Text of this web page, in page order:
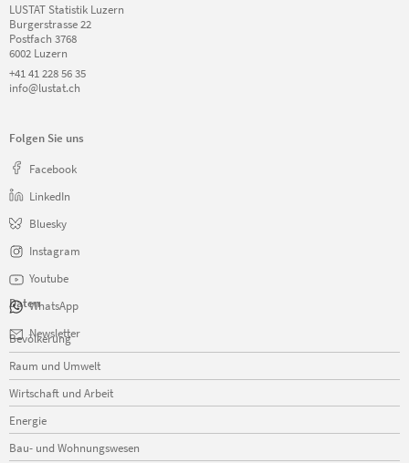
LUSTAT Statistik Luzern
Burgerstrasse 22
Postfach 3768
6002 Luzern
+41 41 228 56 35
info@lustat.ch
Folgen Sie uns
Facebook
LinkedIn
Bluesky
Instagram
Youtube
WhatsApp
Newsletter
Daten
Navigation
überspringen
Bevölkerung
Raum und Umwelt
Wirtschaft und Arbeit
Energie
Bau- und Wohnungswesen